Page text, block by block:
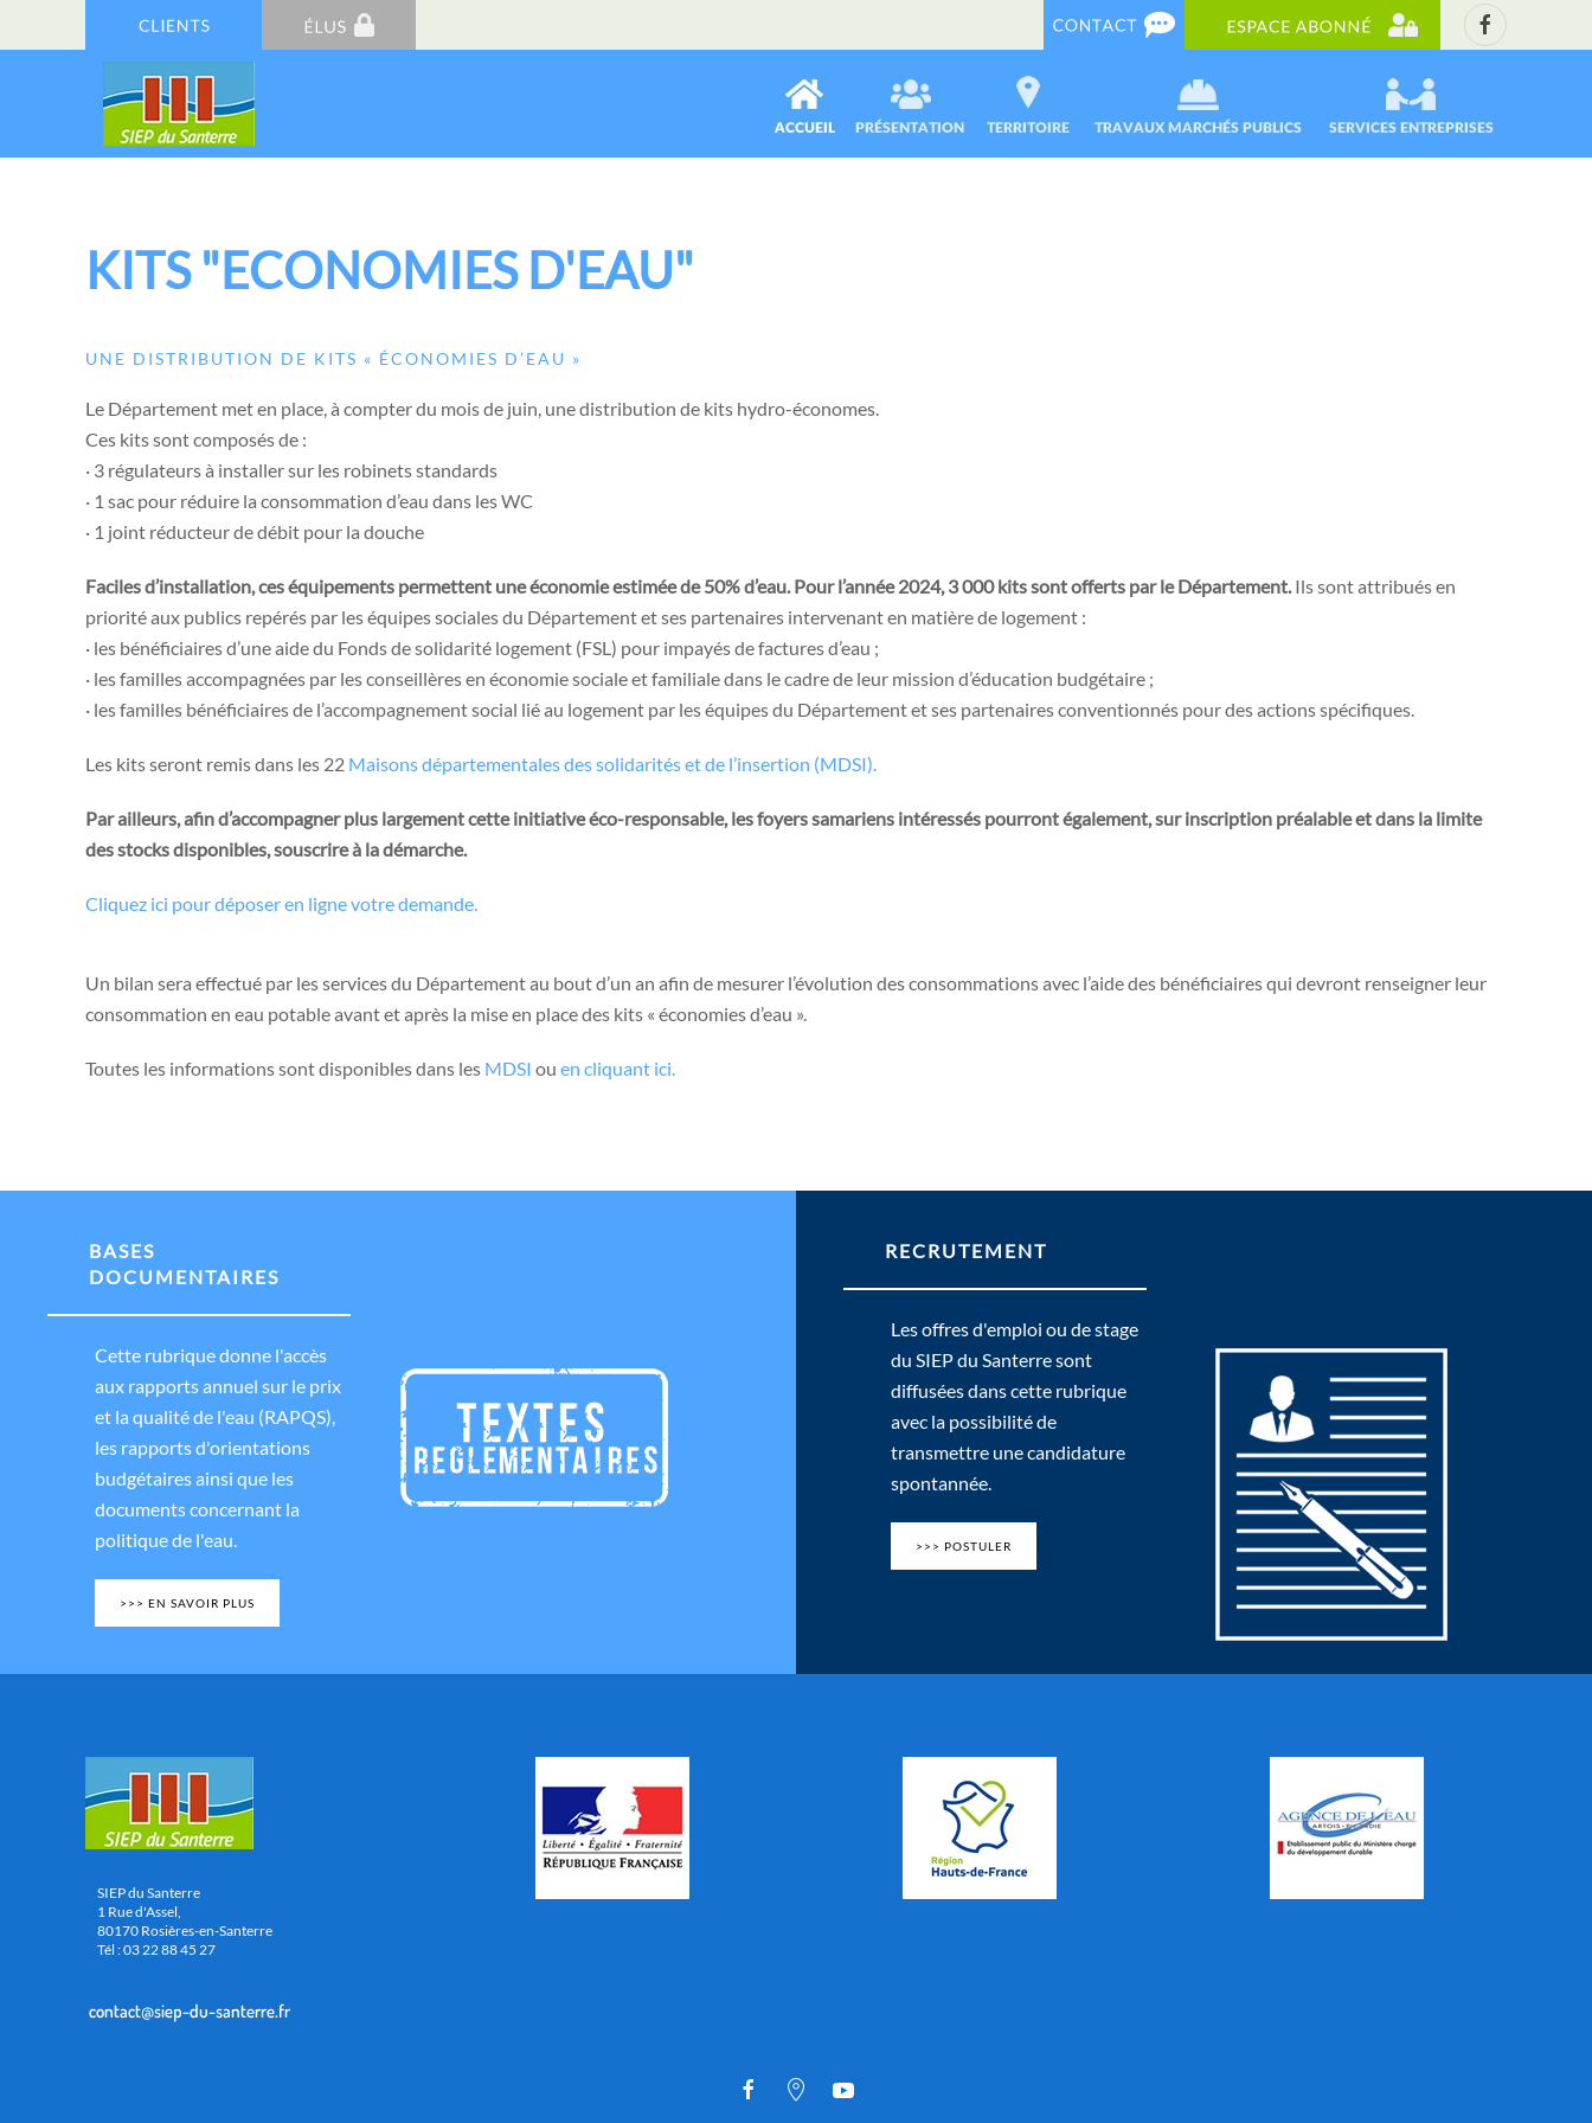
KITS "ECONOMIES D'EAU"
UNE DISTRIBUTION DE KITS « ÉCONOMIES D’EAU »
Le Département met en place, à compter du mois de juin, une distribution de kits hydro-économes.
Ces kits sont composés de :
· 3 régulateurs à installer sur les robinets standards
· 1 sac pour réduire la consommation d’eau dans les WC
· 1 joint réducteur de débit pour la douche
Faciles d’installation, ces équipements permettent une économie estimée de 50% d’eau. Pour l’année 2024, 3 000 kits sont offerts par le Département.Ils sont attribués en
priorité aux publics repérés par les équipes sociales du Département et ses partenaires intervenant en matière de logement :
· les bénéficiaires d’une aide du Fonds de solidarité logement (FSL) pour impayés de factures d’eau ;
· les familles accompagnées par les conseillères en économie sociale et familiale dans le cadre de leur mission d’éducation budgétaire ;
· les familles bénéficiaires de l’accompagnement social lié au logement par les équipes du Département et ses partenaires conventionnés pour des actions spécifiques.
Les kits seront remis dans les 22 Maisons départementales des solidarités et de l’insertion (MDSI).
Par ailleurs, afin d’accompagner plus largement cette initiative éco-responsable, les foyers samariens intéressés pourront également, sur inscription préalable et dans la limite
des stocks disponibles, souscrire à la démarche.
Cliquez ici pour déposer en ligne votre demande.
Un bilan sera effectué par les services du Département au bout d’un an afin de mesurer l’évolution des consommations avec l’aide des bénéficiaires qui devront renseigner leur
consommation en eau potable avant et après la mise en place des kits « économies d’eau ».
Toutes les informations sont disponibles dans les MDSI ou en cliquant ici.
BASES
DOCUMENTAIRES
Cette rubrique donne l'accès
aux rapports annuel sur le prix
et la qualité de l'eau (RAPQS),
les rapports d'orientations
budgétaires ainsi que les
documents concernant la
politique de l'eau.
>>> EN SAVOIR PLUS
RECRUTEMENT
Les offres d'emploi ou de stage
du SIEP du Santerre sont
diffusées dans cette rubrique
avec la possibilité de
transmettre une candidature
spontannée.
>>> POSTULER
SIEP du Santerre
1 Rue d'Assel,
80170 Rosières-en-Santerre
Tél : 03 22 88 45 27